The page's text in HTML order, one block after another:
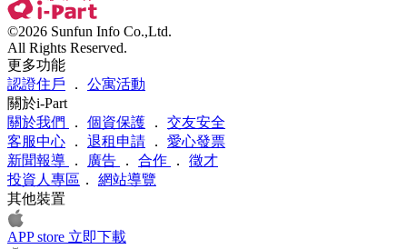
©2026 Sunfun Info Co.,Ltd.
All Rights Reserved.
更多功能
認證住戶 ． 公寓活動
關於i-Part
關於我們
． 個資保護 ． 交友安全
客服中心 ． 退租申請 ． 愛心發票
新聞報導
． 廣告 ． 合作 ． 徵才
投資人專區 ． 網站導覽
其他裝置
APP store 立即下載